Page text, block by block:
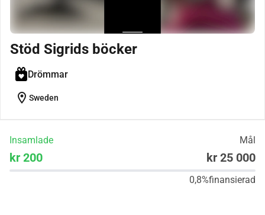
Stöd Sigrids böcker
Drömmar
location_on Sweden
Insamlade Mål
kr 200 kr 25 000
0,8%finansierad